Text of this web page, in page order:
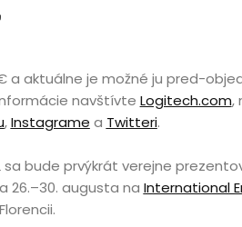
a aktuálne je možné ju pred-
navštívte Logitech.com,
,Instagrame a Twitteri.
sa bude prvýkrát verejne
26.–30. augusta na International